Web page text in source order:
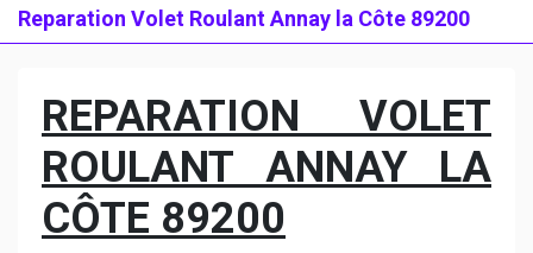
Reparation Volet Roulant Annay la Côte 89200
REPARATION VOLET
ROULANT ANNAY LA
CÔTE 89200